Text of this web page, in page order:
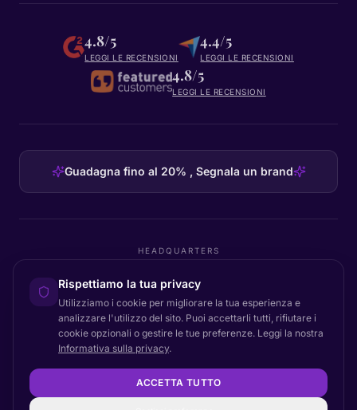
4.8/5
LEGGI LE RECENSIONI
4.4/5
LEGGI LE RECENSIONI
4.8/5
LEGGI LE RECENSIONI
Guadagna fino al 20% , Segnala un brand
HEADQUARTERS
C/O GRROW, Pilestræde 52A 1112
© 2026 Certainly. Tutti i diritti riservati.
PrivacyDPATerminiAccessibilità
Impostazioni cookie
Rispettiamo la tua privacy
Utilizziamo i cookie per migliorare la tua esperienza e
analizzare l'utilizzo del sito. Puoi accettarli tutti, rifiutare i
cookie opzionali o gestire le tue preferenze. Leggi la nostra
Informativa sulla privacy.
ACCETTA TUTTO